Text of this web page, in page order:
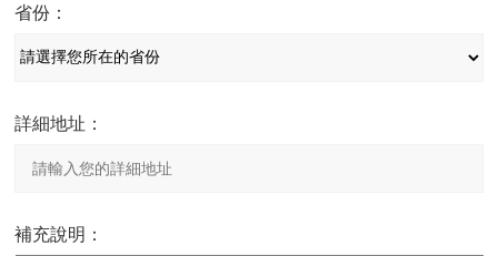
省份：
詳細地址：
補充說明：